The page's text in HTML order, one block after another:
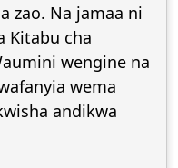
zao. Na jamaa ni
Kitabu cha
wengine na
wema
andikwa